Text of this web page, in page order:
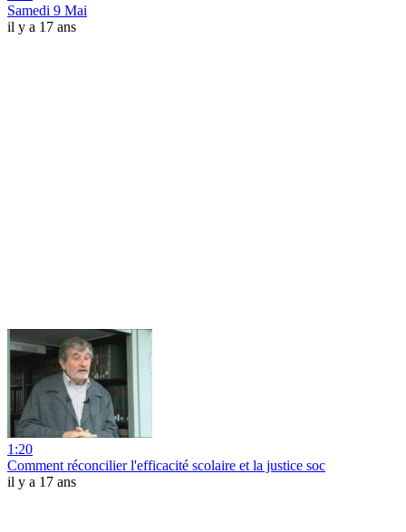
Samedi 9 Mai
il y a 17 ans
1:20
Comment réconcilier l'efficacité scolaire et la justice soc
il y a 17 ans